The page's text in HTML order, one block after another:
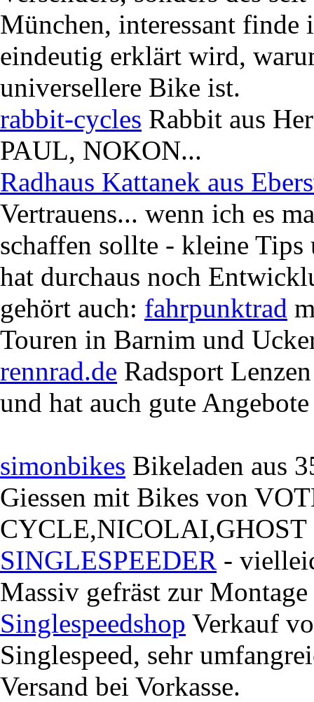
München, interessant finde
eindeutig erklärt wird,
universellere Bike ist.
rabbit-cycles Rabbit aus
PAUL, NOKON...
Radhaus Kattanek aus
Vertrauens... wenn ich es
schaffen sollte - kleine
hat durchaus noch
gehört auch: fahrpunktrad
Touren in Barnim und
rennrad.de Radsport
und hat auch gute Angebote
simonbikes Bikeladen aus
Giessen mit Bikes von
SINGLESPEEDER -
Massiv gefräst zur
Singlespeedshop Verkauf
Singlespeed, sehr
Versand bei Vorkasse.